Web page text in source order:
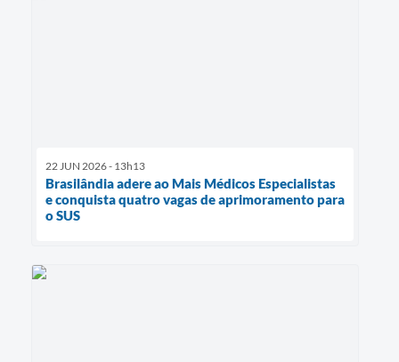
22 JUN 2026 - 13h13
Brasilândia adere ao Mais Médicos Especialistas
e conquista quatro vagas de aprimoramento para
o SUS